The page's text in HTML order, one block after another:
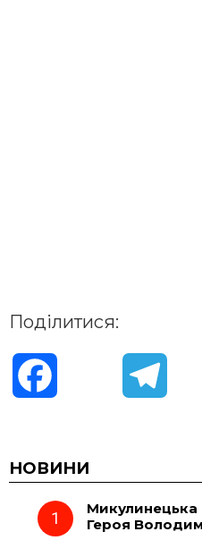
Поділитися:
c
e e
НОВИНИ
Микулинецька
Героя